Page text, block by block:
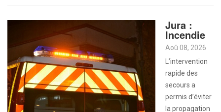
Jura :
Incendie
Aoû 08, 2026
L’intervention
rapide des
secours a
permis d’éviter
la propagation